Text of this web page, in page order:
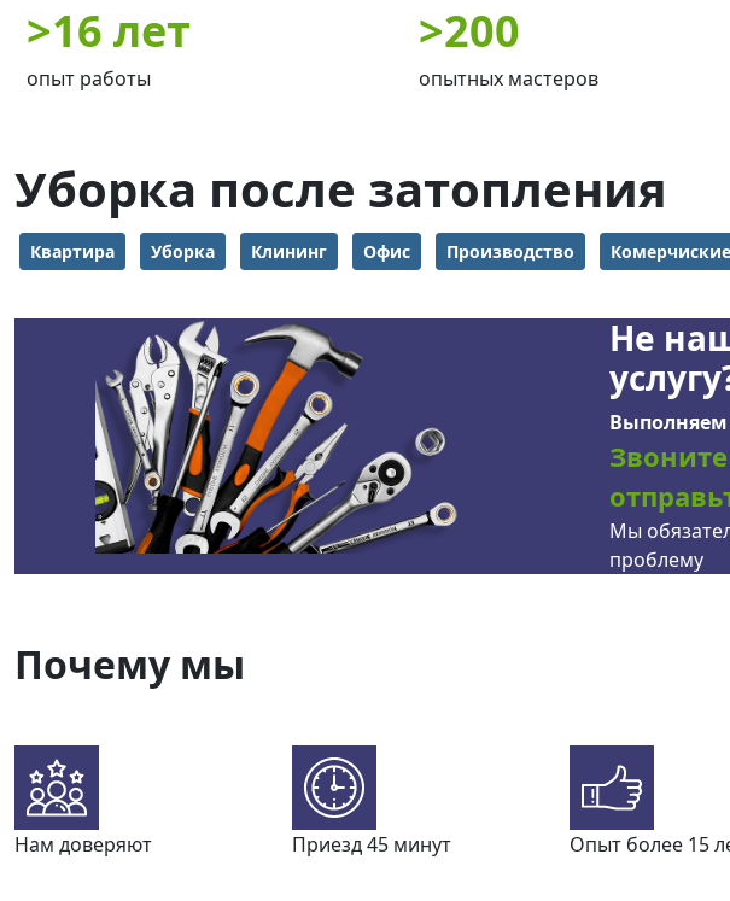
>16 лет
опыт работы
>200
опытных мастеров
Уборка после затопления
Квартира Уборка Клининг Офис Производство
Не
Звоните
Мы
проблему
Почему мы
Нам доверяют Приезд 45 минут Опыт более 15